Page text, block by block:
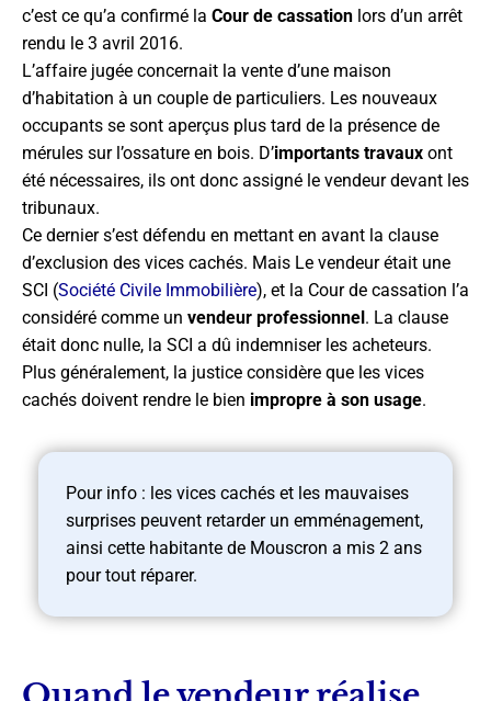
c’est ce qu’a confirmé la Cour de cassation lors d’un arrêt
rendu le 3 avril 2016.
L’affaire jugée concernait la vente d’une maison
d’habitation à un couple de particuliers. Les nouveaux
occupants se sont aperçus plus tard de la présence de
mérules sur l’ossature en bois. D’importants travaux ont
été nécessaires, ils ont donc assigné le vendeur devant les
tribunaux.
Ce dernier s’est défendu en mettant en avant la clause
d’exclusion des vices cachés. Mais Le vendeur était une
SCI (Société Civile Immobilière), et la Cour de cassation l’a
considéré comme un vendeur professionnel. La clause
était donc nulle, la SCI a dû indemniser les acheteurs.
Plus généralement, la justice considère que les vices
cachés doivent rendre le bien impropre à son usage.
Pour info : les vices cachés et les mauvaises
surprises peuvent retarder un emménagement,
ainsi cette habitante de Mouscron a mis 2 ans
pour tout réparer.